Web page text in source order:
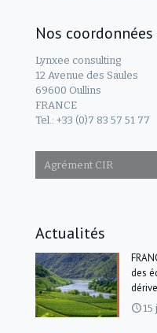
Nos coordonnées
Lynxee consulting
12 Avenue des Saules
69600 Oullins
FRANCE
Tel.: +33 (0)7 83 57 51 77
Agrément CIR
Actualités
des
15